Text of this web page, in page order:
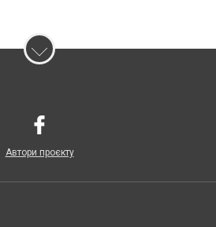
Автори проєкту